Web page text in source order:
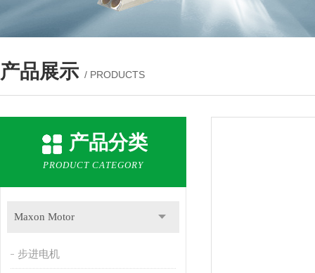
产品展示 / PRODUCTS
产品分类
PRODUCT CATEGORY
Maxon Motor
步进电机